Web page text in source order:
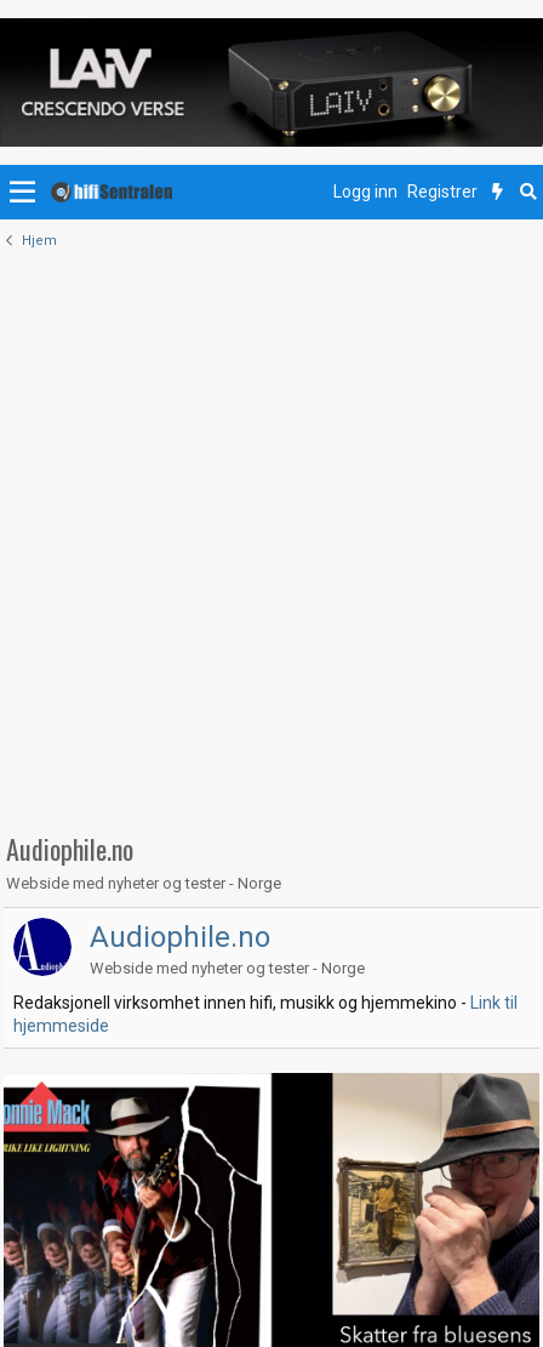
Logg inn Registrer
Hjem
Audiophile.no
Webside med nyheter og tester - Norge
Audiophile.no
Webside med nyheter og tester - Norge
Redaksjonell virksomhet innen hifi, musikk og hjemmekino -
Link til
hjemmeside